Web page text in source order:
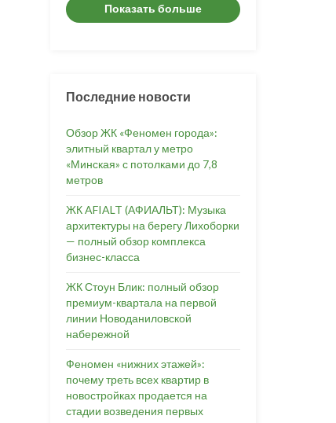
Показать больше
Последние новости
Обзор ЖК «Феномен города»:
элитный квартал у метро
«Минская» с потолками до 7,8
метров
ЖК AFIALT (АФИАЛЬТ): Музыка
архитектуры на берегу Лихоборки
— полный обзор комплекса
бизнес-класса
ЖК Стоун Блик: полный обзор
премиум-квартала на первой
линии Новоданиловской
набережной
Феномен «нижних этажей»:
почему треть всех квартир в
новостройках продается на
стадии возведения первых